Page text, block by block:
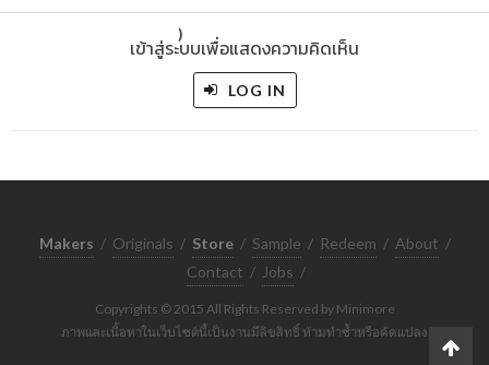
)
เข้าสู่ระบบเพื่อแสดงความคิดเห็น
LOG IN
Makers / Originals / Store / Sample / Redeem / About /
Contact / Jobs /
Copyrights © 2015 All Rights Reserved by Minimore
ภาพและเนื้อหาในเว็บไซต์นี้เป็นงานมีลิขสิทธิ์ ห้ามทำซ้ำหรือดัดแปลง